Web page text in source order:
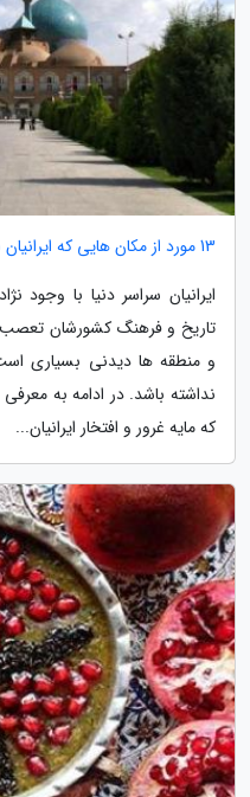
13 مورد از مکان هایی که ایرانیان به وجود آن ها افتخار می کنند
ایرانیان سراسر دنیا با
تاریخ و فرهنگ کشورشان تعصب و
و منطقه ها دیدنی بسیاری
که مایه غرور و افتخار ایرانیان...